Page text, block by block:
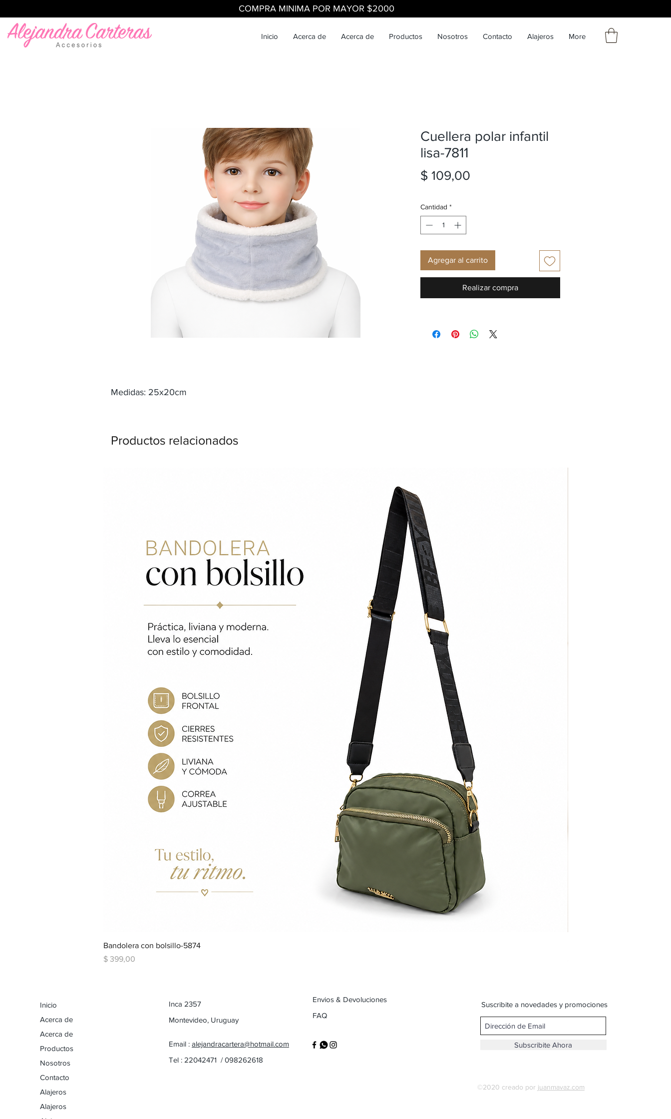
COMPRA MINIMA POR MAYOR $2000
Inicio Acerca de Acerca de Productos Nosotros Contacto Alajeros More
Cuellera polar infantil
lisa-7811
$ 109,00
Cantidad *
Agregar al carrito
Realizar compra
Medidas: 25x20cm
Productos relacionados
Bandolera con bolsillo-5874
Precio
$ 399,00
Inicio
Acerca de
Acerca de
Productos
Nosotros
Contacto
Alajeros
Alajeros
Inca 2357
Montevideo, Uruguay
Email : alejandracartera@hotmail.com
Tel : 22042471 / 098262618
Envios & Devoluciones
FAQ
Suscribite a novedades y promociones
Subscribite Ahora
©2020 creado por juanmavaz.com